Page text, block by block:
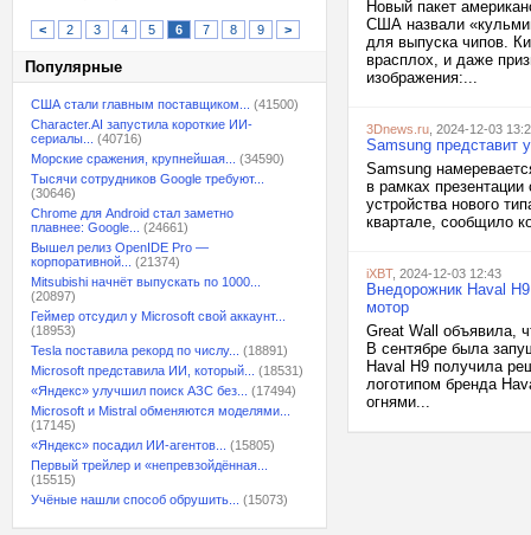
< 2 3 4 5 6 7 8 9 >
Популярные
США стали главным поставщиком...
(41500)
Character.AI запустила короткие ИИ-
сериалы...
(40716)
Морские сражения, крупнейшая...
(34590)
Тысячи сотрудников Google требуют...
(30646)
Chrome для Android стал заметно
плавнее: Google...
(24661)
Вышел релиз OpenIDE Pro —
корпоративной...
(21374)
Mitsubishi начнёт выпускать по 1000...
(20897)
Геймер отсудил у Microsoft свой аккаунт...
(18953)
Tesla поставила рекорд по числу...
(18891)
Microsoft представила ИИ, который...
(18531)
«Яндекс» улучшил поиск АЗС без...
(17494)
Microsoft и Mistral обменяются моделями...
(17145)
«Яндекс» посадил ИИ-агентов...
(15805)
Первый трейлер и «непревзойдённая...
(15515)
Учёные нашли способ обрушить...
(15073)
Новый пакет
США назвали
для выпуска чипов.
врасплох, и даже
изображения:...
3Dnews.ru , 2024-12-03
Samsung представит
Samsung
в рамках
устройства нового
квартале, сообщило
iXBT, 2024-12-03 12:43
Внедорожник Haval
мотор
Great Wall объявила,
В сентябре была
Haval H9 получила
логотипом бренда
огнями...